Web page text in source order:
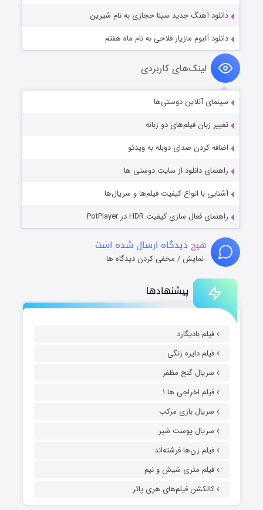
پیشنهادها
فیلم بادیگارد
فیلم دایره زنگی
سریال گنج مظفر
فیلم اخراجی ها ۱
سریال بازی مرکب
سریال پوست شیر
فیلم زن‌ها فرشته‌اند
فیلم متری شیش و نیم
کالکشن فیلم‌های هری پاتر
دانلود آهنگ جدید سینا حجازی به نام شیرین
دانلود آلبوم مازیار فلاحی به نام ماه هفتم
لینک‌های کاربردی
سینمای آنلاین دوستی‌ها
تغییر زبان فیلم‌های دو زبانه
اضافه کردن صدای دوبله به ویدئو
راهنمای دانلود از سایت دوستی ها
آشنایی با انواع کیفیت فیلم‌ها و سریال‌ها
راهنمای فعال سازی کیفیت HDR در PotPlayer
هیچ دیدگاه ارسال شده است
نمایش / مخفی کردن دیدگاه ها